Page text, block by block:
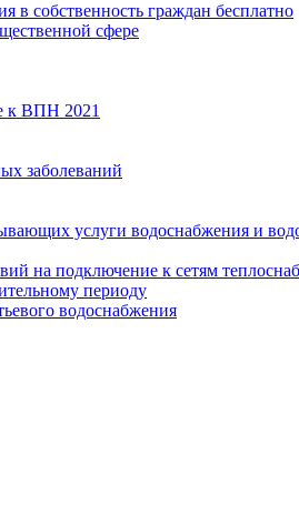
в собственность граждан бесплатно
сфере
к ВПН 2021
заболеваний
услуги водоснабжения и
на подключение к сетям
периоду
водоснабжения